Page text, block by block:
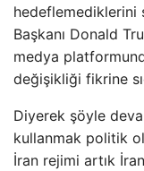
hedeflemediklerini
Başkanı Donald
medya
değişikliği fikrine
Diyerek şöyle
kullanmak politik
İran rejimi artık